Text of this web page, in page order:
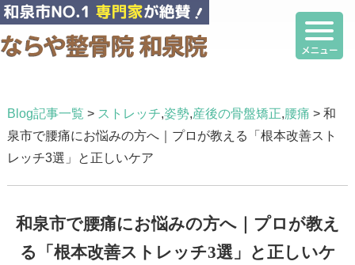
Blog記事一覧 > ストレッチ,姿勢,産後の骨盤矯正,腰痛 > 和
泉市で腰痛にお悩みの方へ｜プロが教える「根本改善スト
レッチ3選」と正しいケア
和泉市で腰痛にお悩みの方へ｜プロが教え
る「根本改善ストレッチ3選」と正しいケ